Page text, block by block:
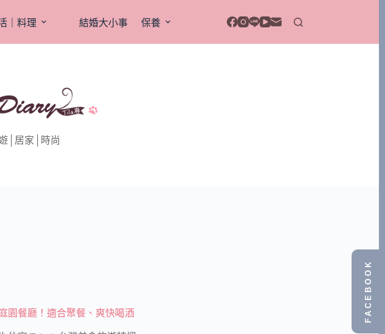
｜料理 結婚大小事 保養
│居家│時尚
園餐廳！適合聚餐、爽快喝酒 FACEBOOK